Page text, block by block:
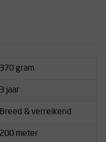
370 gram
3 jaar
Breed & verreikend
200 meter